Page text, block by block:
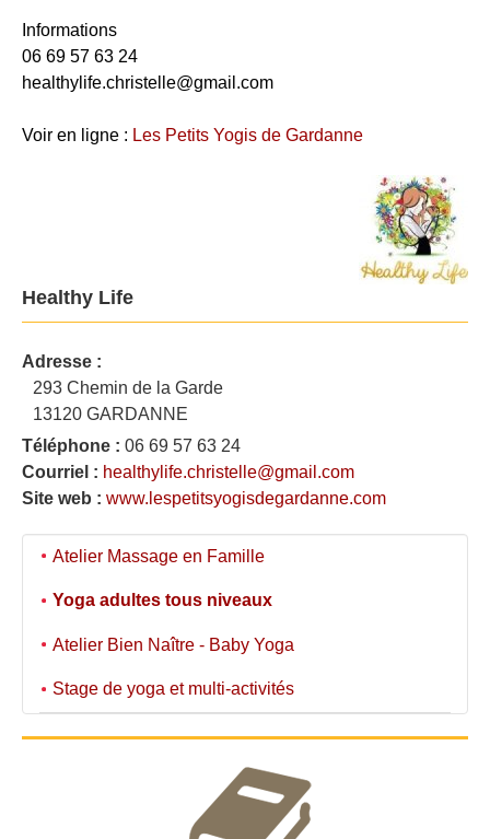
Informations
06 69 57 63 24
healthylife.christelle@gmail.com
Voir en ligne : Les Petits Yogis de Gardanne
Healthy Life
Adresse :
293 Chemin de la Garde
13120 GARDANNE
Téléphone : 06 69 57 63 24
Courriel : healthylife.christelle@gmail.com
Site web : www.lespetitsyogisdegardanne.com
Atelier Massage en Famille
Yoga adultes tous niveaux
Atelier Bien Naître - Baby Yoga
Stage de yoga et multi-activités